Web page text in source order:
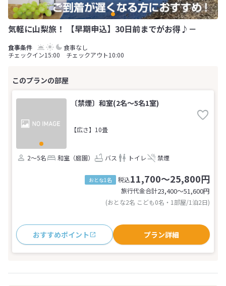
気軽に山梨旅！ 【早期申込】30日前までがお得♪－
食事なし
チェックイン15:00 チェックアウト10:00
〔禁煙〕和室(2名～5名1室)
【広さ】10畳
2～5名 和室（庭園） バス トイレ 禁煙
おとな1名 税込11,700～25,800円
旅行代金合計23,400〜51,600円
(おとな2名 こども0名・1部屋/1泊2日)
おすすめポイント プラン詳細